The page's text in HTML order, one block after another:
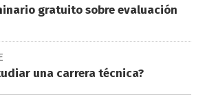
gratuito sobre evaluación
una carrera técnica?